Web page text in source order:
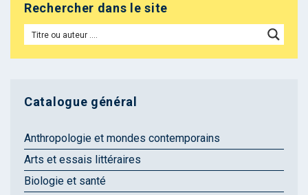
Rechercher dans le site
Catalogue général
Anthropologie et mondes contemporains
Arts et essais littéraires
Biologie et santé